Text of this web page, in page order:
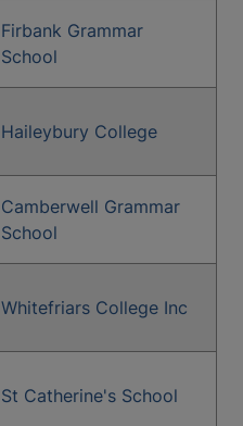
Firbank Grammar
School
Haileybury College
Camberwell Grammar
School
Whitefriars College Inc
St Catherine's School